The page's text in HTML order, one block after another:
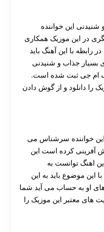
این خواننده
در این موزیک همکاری
با این آهنگ باید
بسیار جذاب و شنیدنی
ام جی ثبت شده است.
را دانلود و از گوش دادن
خواننده سرشناس می
آفرینی کرده است این
اهنگ توانست به
این موضوع باید به این
او به حساب می آید شما
های معتبر این موزیک را